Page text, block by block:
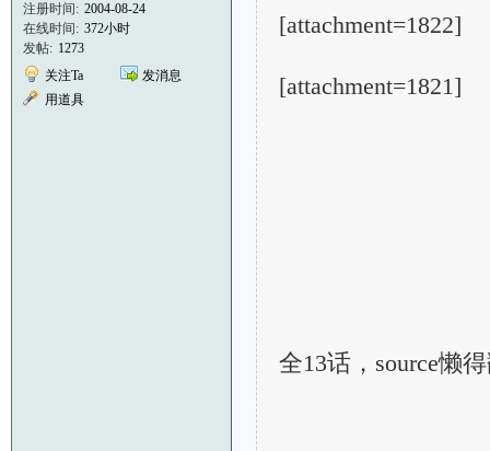
注册时间: 2004-08-24
在线时间: 372小时
发帖: 1273
关注Ta
发消息
用道具
[attachment=1822]
[attachment=1821]
全13话，source